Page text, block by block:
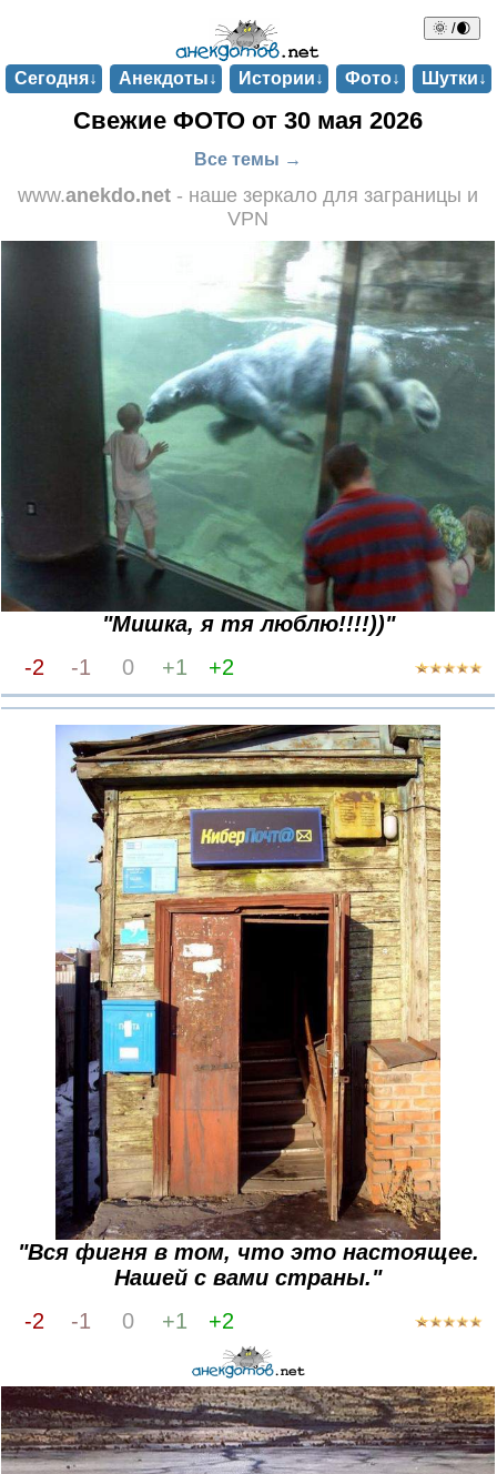
🌞 /🌒
Сегодня↓ Анекдоты↓ Истории↓ Фото↓ Шутки↓
Свежие ФОТО от 30 мая 2026
Все темы →
www.anekdo.net - наше зеркало для заграницы и
VPN
"Мишка, я тя люблю!!!!))"
-2
-1 0 +1 +2
"Вся фигня в том, что это настоящее.
Нашей с вами страны."
-2
-1 0 +1 +2